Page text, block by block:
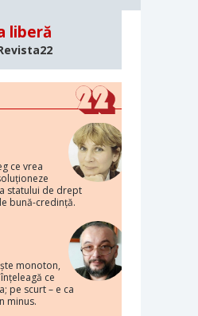
liberă
ce vrea
statului de drept
bună-credință.
monoton,
ce
pe scurt – e ca
minus.